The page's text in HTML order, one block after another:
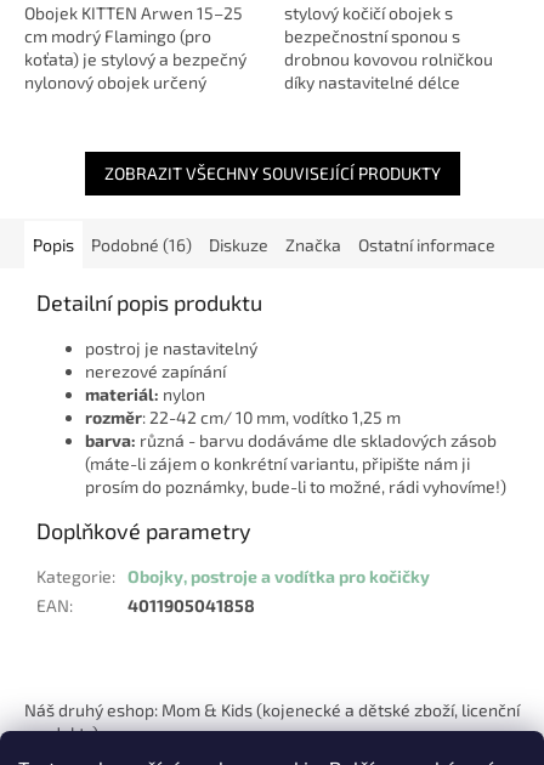
Obojek KITTEN Arwen 15–25
cm modrý Flamingo (pro
koťata) je stylový a bezpečný
nylonový obojek určený
délce 15–25 cm...
stylový kočičí obojek s
bezpečnostní sponou s
drobnou kovovou rolničkou
díky nastavitelné délce
nylon...
ZOBRAZIT VŠECHNY SOUVISEJÍCÍ PRODUKTY
Popis Podobné (16) Diskuze Značka Ostatní informace
Detailní popis produktu
postroj je nastavitelný
nerezové zapínání
materiál: nylon
rozměr: 22-42 cm/ 10 mm, vodítko 1,25 m
barva: různá - barvu dodáváme dle skladových zásob
(máte-li zájem o konkrétní variantu, připište nám ji
prosím do poznámky, bude-li to možné, rádi vyhovíme!)
Doplňkové parametry
Kategorie: Obojky, postroje a vodítka pro kočičky
EAN: 4011905041858
p
Náš druhý eshop: Mom & Kids (kojenecké a dětské zboží, licenční
produkty)